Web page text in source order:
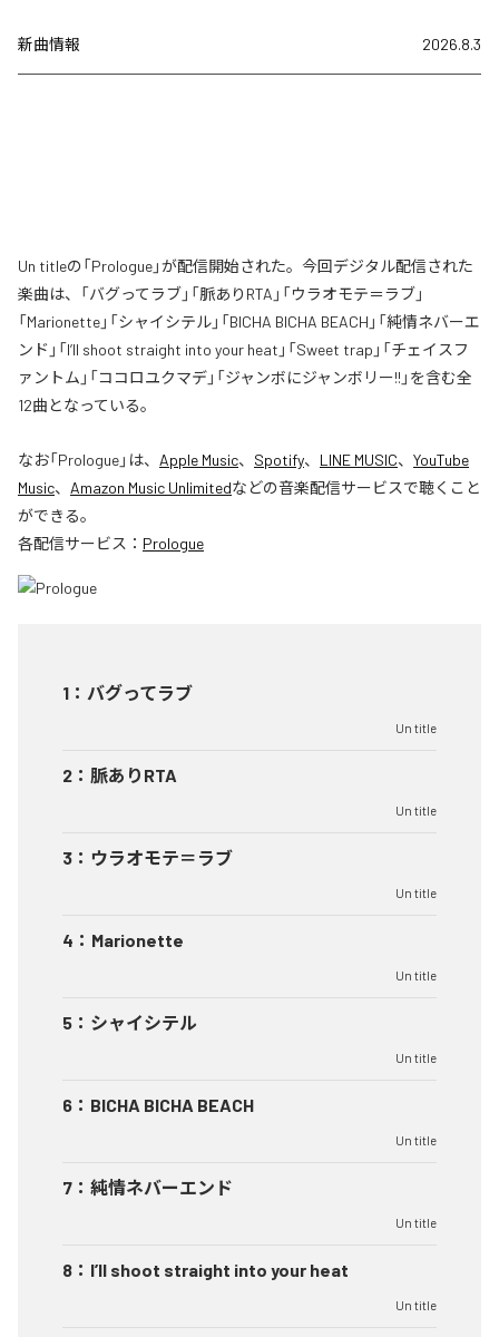
新曲情報 2026.8.3
Un titleの「Prologue」が配信開始された。今回デジタル配信された
楽曲は、「バグってラブ」「脈ありRTA」「ウラオモテ＝ラブ」
「Marionette」「シャイシテル」「BICHA BICHA BEACH」「純情ネバーエ
ンド」「I’ll shoot straight into your heat」「Sweet trap」「チェイスフ
ァントム」「ココロユクマデ」「ジャンボにジャンボリー!!」を含む全
12曲となっている。
なお「Prologue」は、 Apple Music、 Spotify、 LINE MUSIC、 YouTube
Music、 Amazon Music Unlimitedなどの音楽配信サービスで聴くこと
ができる。
各配信サービス： Prologue
1 ： バグってラブ
Un title
2 ： 脈ありRTA
Un title
3 ： ウラオモテ＝ラブ
Un title
4 ： Marionette
Un title
5 ： シャイシテル
Un title
6 ： BICHA BICHA BEACH
Un title
7 ： 純情ネバーエンド
Un title
8 ： I’ll shoot straight into your heat
Un title